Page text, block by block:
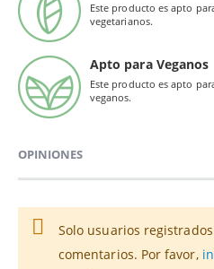
Este producto es apto
vegetarianos.
Apto para Veganos
Este producto es apto
veganos.
OPINIONES
Solo usuarios
comentarios. Por favor,